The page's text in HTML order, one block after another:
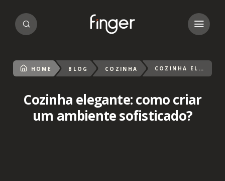
HOME BLOG COZINHA COZINHA ELEGANTE: COMO CRIAR UM AMBIENTE SOFISTICADO?
Cozinha elegante: como criar
um ambiente sofisticado?